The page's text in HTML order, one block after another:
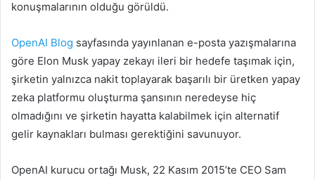
konuşmalarının olduğu görüldü.
OpenAI Blog sayfasında yayınlanan e-posta yazışmalarına
göre Elon Musk yapay zekayı ileri bir hedefe taşımak için,
şirketin yalnızca nakit toplayarak başarılı bir üretken yapay
zeka platformu oluşturma şansının neredeyse hiç
olmadığını ve şirketin hayatta kalabilmek için alternatif
gelir kaynakları bulması gerektiğini savunuyor.
OpenAI kurucu ortağı Musk, 22 Kasım 2015’te CEO Sam